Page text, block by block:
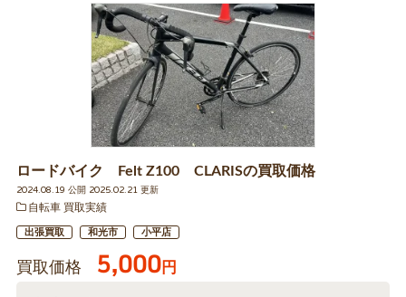
ロードバイク Felt Z100 CLARISの買取価格
2024.08.19 公開 2025.02.21 更新
自転車 買取実績
出張買取 和光市 小平店
買取価格 5,000円